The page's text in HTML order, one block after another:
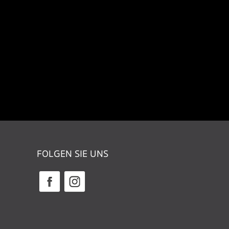
FOLGEN SIE UNS